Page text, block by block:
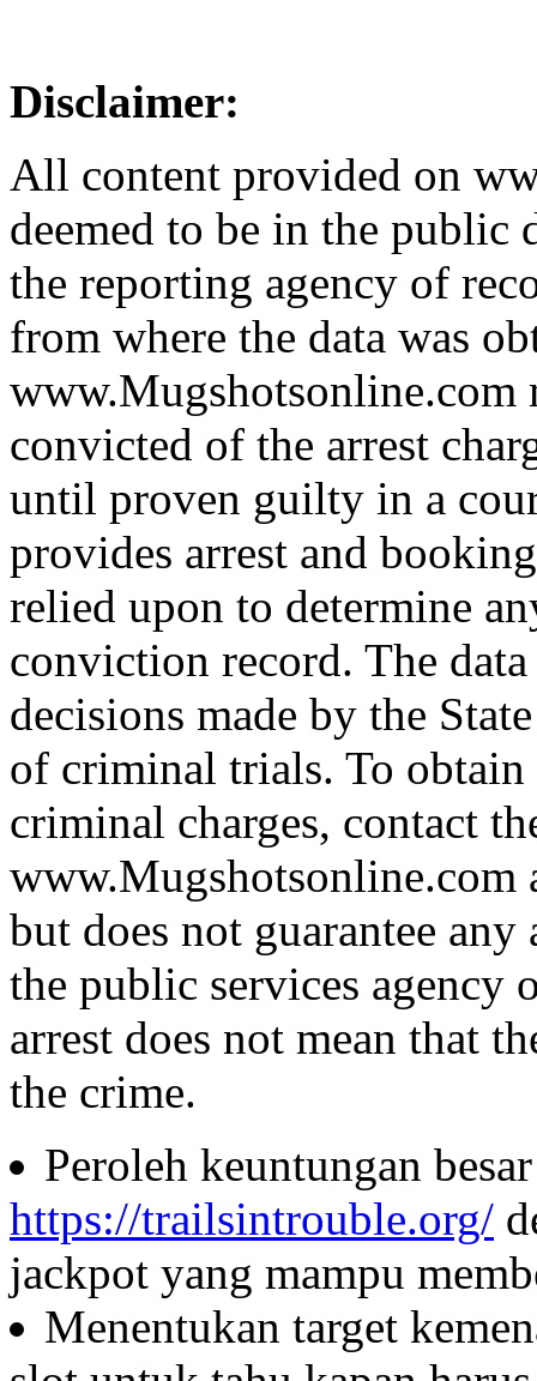
Disclaimer:
All content provided on
deemed to be in the public
the reporting agency of
from where the data was
www.Mugshotsonline.com
convicted of the arrest
until proven guilty in a
provides arrest and
relied upon to determine
conviction record. The
decisions made by the
of criminal trials. To
criminal charges, contact
www.Mugshotsonline.com
but does not guarantee
the public services
arrest does not mean that
the crime.
Peroleh keuntungan
https://trailsintrouble.org/
jackpot yang mampu
Menentukan target